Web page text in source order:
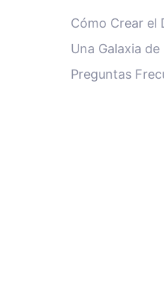
Cómo Crear el
Viral de Tu
Una Galaxia
con IA a Tu
Preguntas